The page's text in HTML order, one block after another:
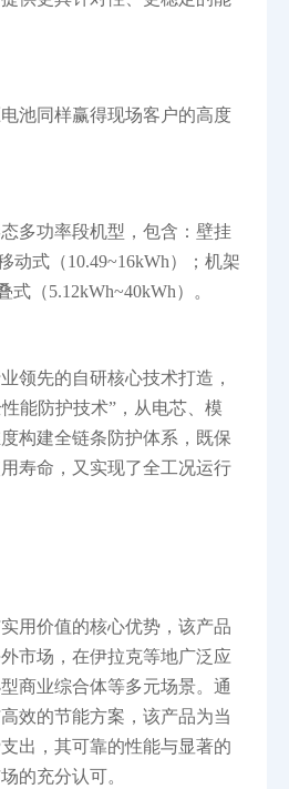
池同样赢得现场客户的高度
多功率段机型，包含：壁挂
动式（10.49~16kWh）；机架
式（5.12kWh~40kWh）。
领先的自研核心技术打造，
能防护技术”，从电芯、模
构建全链条防护体系，既保
寿命，又实现了全工况运行
用价值的核心优势，该产品
市场，在伊拉克等地广泛应
商业综合体等多元场景。通
效的节能方案，该产品为当
出，其可靠的性能与显著的
的充分认可。